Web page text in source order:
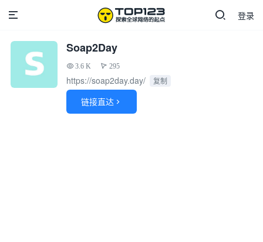
登录
Soap2Day
3.6 K 295
https://soap2day.day/ 复制
链接直达 